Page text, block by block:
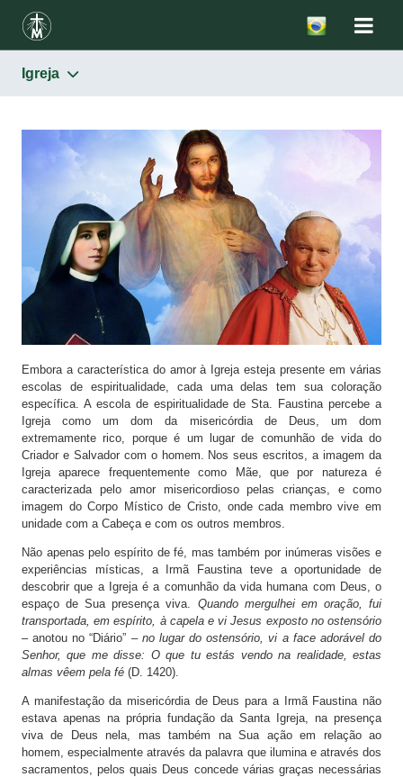
Igreja
Conhecendo o mistério da Misericórdia Divina
Contemplação da Misericórdia na vida cotidiana
A atitude de confiança em Deus
Uma atitude de misericórdia
Igreja
Sacramentos
Maria, Mãe de Misericórdia
Embora a característica do amor à Igreja esteja presente em várias
escolas de espiritualidade, cada uma delas tem sua coloração
específica. A escola de espiritualidade de Sta. Faustina percebe a
Igreja como um dom da misericórdia de Deus, um dom
extremamente rico, porque é um lugar de comunhão de vida do
Criador e Salvador com o homem. Nos seus escritos, a imagem da
Igreja aparece frequentemente como Mãe, que por natureza é
caracterizada pelo amor misericordioso pelas crianças, e como
imagem do Corpo Místico de Cristo, onde cada membro vive em
unidade com a Cabeça e com os outros membros.
Não apenas pelo espírito de fé, mas também por inúmeras visões e
experiências místicas, a Irmã Faustina teve a oportunidade de
descobrir que a Igreja é a comunhão da vida humana com Deus, o
espaço de Sua presença viva. Quando mergulhei em oração, fui
transportada, em espírito, à capela e vi Jesus exposto no ostensório
– anotou no “Diário” –no lugar do ostensório, vi a face adorável do
Senhor, que me disse: O que tu estás vendo na realidade, estas
almas vêem pela fé (D. 1420).
A manifestação da misericórdia de Deus para a Irmã Faustina não
estava apenas na própria fundação da Santa Igreja, na presença
viva de Deus nela, mas também na Sua ação em relação ao
homem, especialmente através da palavra que ilumina e através dos
sacramentos, pelos quais Deus concede várias graças necessárias